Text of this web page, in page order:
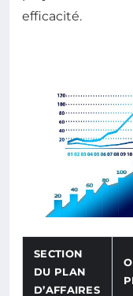
efficacité.
SECTION
DU PLAN
D’AFFAIRES